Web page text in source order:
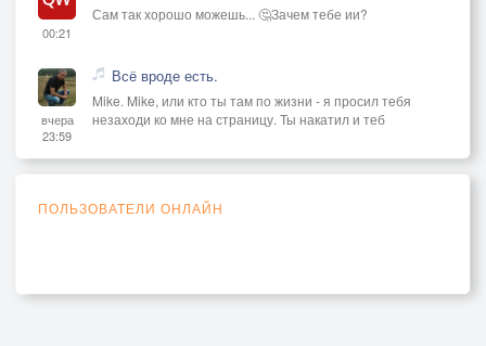
00:21
Сам так хорошо можешь... 🤔Зачем тебе ии?
вчера
23:59
Всё вроде есть.
Mike. Mike, или кто ты там по жизни - я просил тебя
незаходи ко мне на страницу. Ты накатил и теб
ПОЛЬЗОВАТЕЛИ ОНЛАЙН